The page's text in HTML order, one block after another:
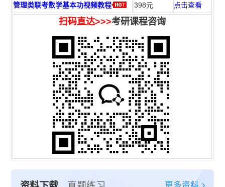
管理类联考数学基本功视频教程 398元 点击查看
扫码直达>>>考研课程咨询